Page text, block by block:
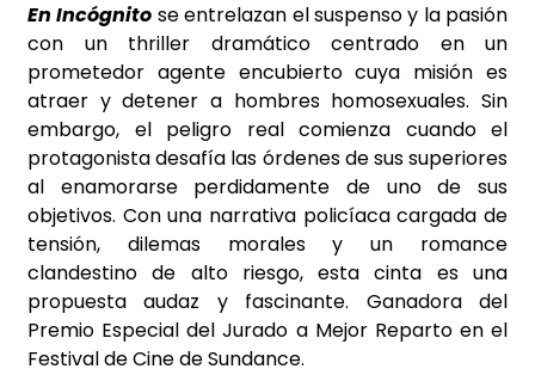
En Incógnito se entrelazan el suspenso y la pasión
con un thriller dramático centrado en un
prometedor agente encubierto cuya misión es
atraer y detener a hombres homosexuales. Sin
embargo, el peligro real comienza cuando el
protagonista desafía las órdenes de sus superiores
al enamorarse perdidamente de uno de sus
objetivos. Con una narrativa policíaca cargada de
tensión, dilemas morales y un romance
clandestino de alto riesgo, esta cinta es una
propuesta audaz y fascinante. Ganadora del
Premio Especial del Jurado a Mejor Reparto en el
Festival de Cine de Sundance.